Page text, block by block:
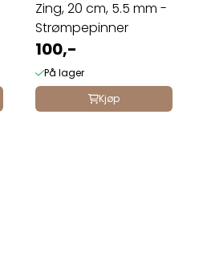
Zing, 20 cm, 5.5 mm -
Strømpepinner
100,-
På lager
Kjøp